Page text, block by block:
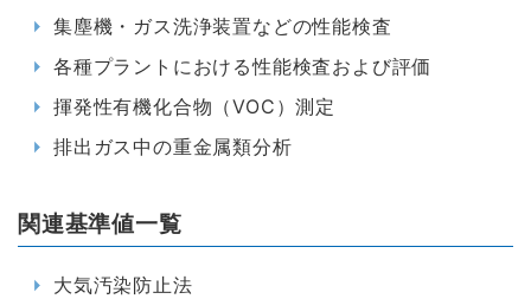
集塵機・ガス洗浄装置などの性能検査
各種プラントにおける性能検査および評価
揮発性有機化合物（VOC）測定
排出ガス中の重金属類分析
関連基準値一覧
大気汚染防止法